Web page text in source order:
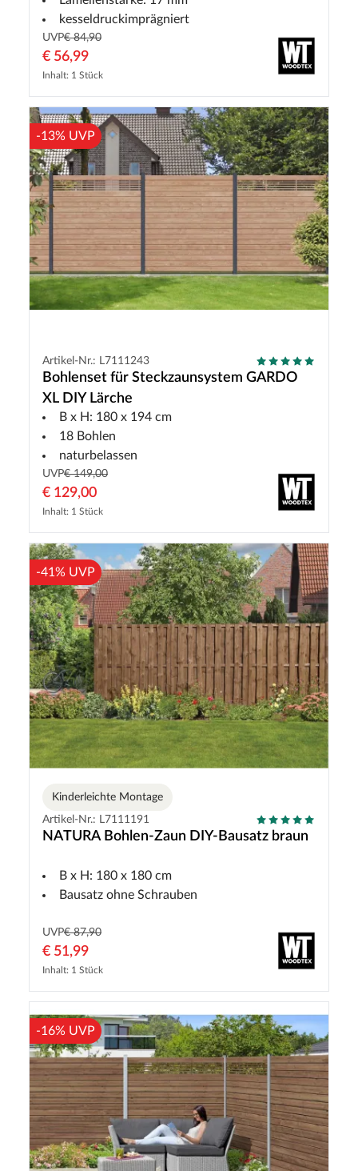
kesseldruckimprägniert
UVP€ 84,90
€ 56,99
Inhalt: 1 Stück
-13% UVP
Artikel-Nr.: L7111243
Bohlenset für Steckzaunsystem GARDO
XL DIY Lärche
B x H: 180 x 194 cm
18 Bohlen
naturbelassen
UVP€ 149,00
€ 129,00
Inhalt: 1 Stück
-41% UVP
Kinderleichte Montage
Artikel-Nr.: L7111191
NATURA Bohlen-Zaun DIY-Bausatz braun
B x H: 180 x 180 cm
Bausatz ohne Schrauben
UVP€ 87,90
€ 51,99
Inhalt: 1 Stück
-16% UVP